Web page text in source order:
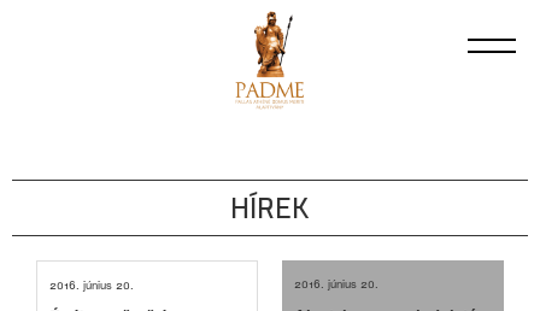
HÍREK
2016. június 20. 2016. június 20.